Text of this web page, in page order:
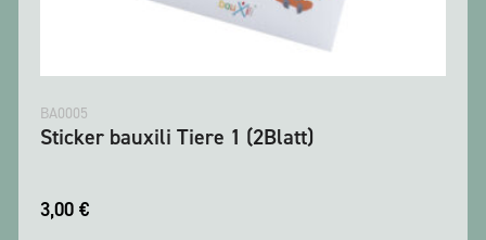
BA0005
Sticker bauxili Tiere 1 (2Blatt)
3,00 €